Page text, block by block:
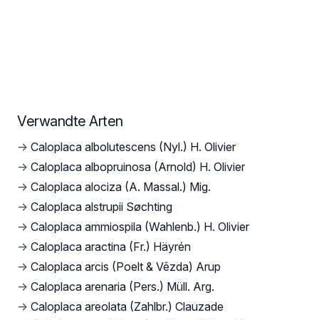
Verwandte Arten
→ Caloplaca albolutescens (Nyl.) H. Olivier
→ Caloplaca albopruinosa (Arnold) H. Olivier
→ Caloplaca alociza (A. Massal.) Mig.
→ Caloplaca alstrupii Søchting
→ Caloplaca ammiospila (Wahlenb.) H. Olivier
→ Caloplaca aractina (Fr.) Häyrén
→ Caloplaca arcis (Poelt & Vězda) Arup
→ Caloplaca arenaria (Pers.) Müll. Arg.
→ Caloplaca areolata (Zahlbr.) Clauzade